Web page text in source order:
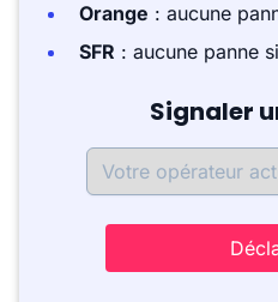
Orange : aucune
SFR : aucune panne
Signaler